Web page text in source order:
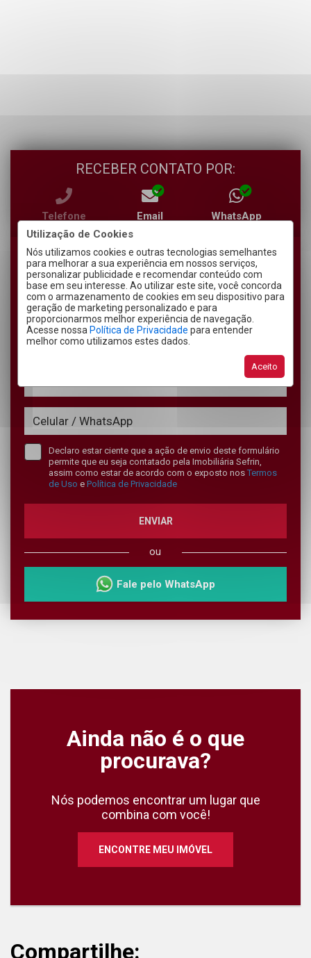
Utilização de Cookies
Nós utilizamos cookies e outras tecnologias semelhantes
para melhorar a sua experiência em nossos serviços,
personalizar publicidade e recomendar conteúdo com
base em seu interesse. Ao utilizar este site, você concorda
com o armazenamento de cookies em seu dispositivo para
geração de marketing personalizado e para
proporcionarmos melhor experiência de navegação.
Acesse nossa Política de Privacidade para entender
melhor como utilizamos estes dados.
Aceito
RECEBER CONTATO POR:
Telefone Email WhatsApp
Declaro estar ciente que a ação de envio deste formulário
permite que eu seja contatado pela Imobiliária Sefrin,
assim como estar de acordo com o exposto nos Termos
de Uso e Política de Privacidade
ENVIAR
ou
Fale pelo WhatsApp
Ainda não é o que
procurava?
Nós podemos encontrar um lugar que
combina com você!
ENCONTRE MEU IMÓVEL
Compartilhe: